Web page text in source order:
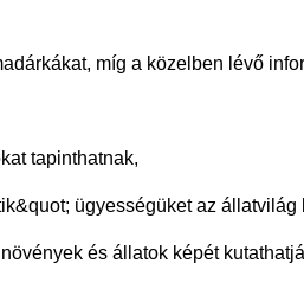
míg a közelben lévő
tapinthatnak,
ügyességüket az állatvilág
és állatok képét